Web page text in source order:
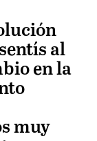
al
en la
muy